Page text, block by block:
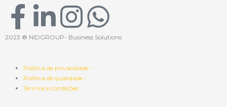
F
a
c
e
L
i
n
k
I
n
s
t
W
h
2023 ® NIDGROUP- Business Solutions
Política de privacidade •
Política de qualidade •
Termos e condições